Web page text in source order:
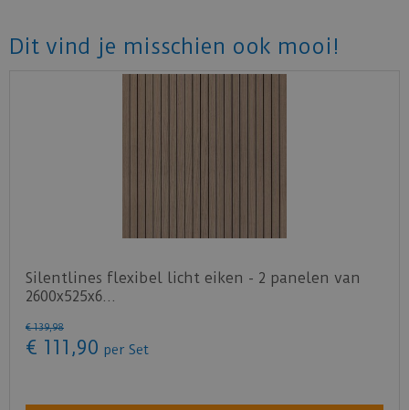
Dit vind je misschien ook mooi!
Silentlines flexibel licht eiken - 2 panelen van
2600x525x6…
€ 139,98
€ 111 ,90 per Set